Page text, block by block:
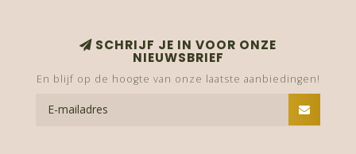
SCHRIJF JE IN VOOR ONZE
NIEUWSBRIEF
En blijf op de hoogte van onze laatste aanbiedingen!